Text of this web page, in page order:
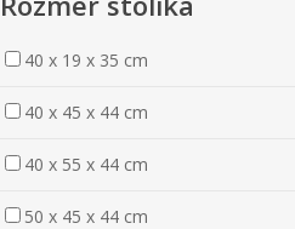
40 x 19 x 35 cm
40 x 45 x 44 cm
40 x 55 x 44 cm
50 x 45 x 44 cm